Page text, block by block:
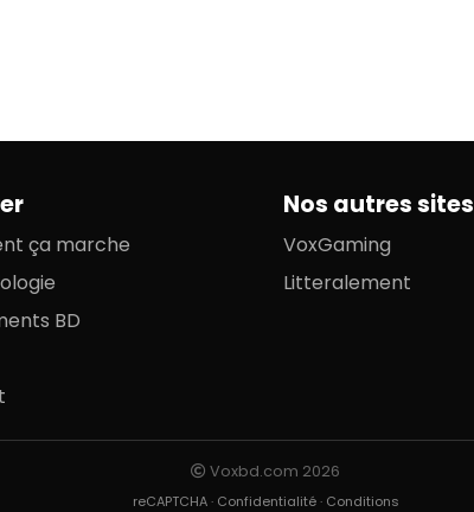
ça marche
BD
Nos autres sites
VoxGaming
Litteralement
Voxbd.com 2026
reCAPTCHA · Confidentialité· Conditions